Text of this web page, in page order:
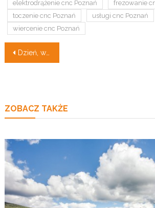
elektrodrążenie cnc Poznań
frezowanie
toczenie cnc Poznań
usługi cnc Poznań
wiercenie cnc Poznań
Nawigacja
Dzień, w którym zmieniło się moje życie.
ZOBACZ TAKŻE